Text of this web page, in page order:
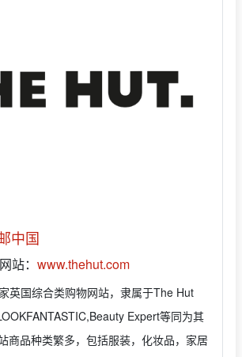
中国
站： www.thehut.com
英国综合类购物网站，隶属于The Hut
Expert等同为其
商品种类繁多，包括服装，化妆品，家居